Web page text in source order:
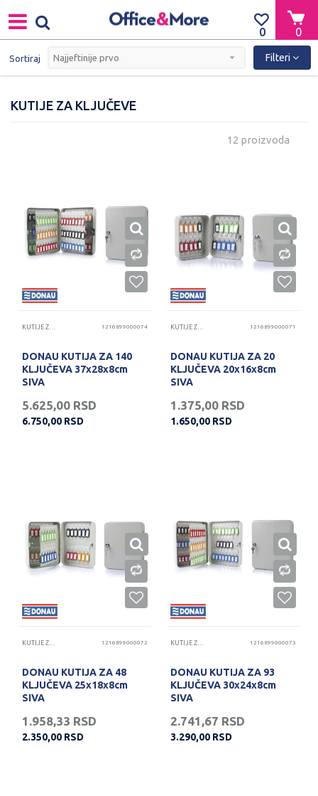
0
0
KUTIJE ZA KLJUČEVE
Sortiraj Filteri
12 proizvoda
KUTIJE ZA KLJUČEVE 1216899000074
DONAU KUTIJA ZA 140
KLJUČEVA 37x28x8cm
SIVA
5.625,00 RSD
6.750,00 RSD
KUTIJE ZA KLJUČEVE 1216899000071
DONAU KUTIJA ZA 20
KLJUČEVA 20x16x8cm
SIVA
1.375,00 RSD
1.650,00 RSD
KUTIJE ZA KLJUČEVE 1216899000072
DONAU KUTIJA ZA 48
KLJUČEVA 25x18x8cm
SIVA
1.958,33 RSD
2.350,00 RSD
KUTIJE ZA KLJUČEVE 1216899000073
DONAU KUTIJA ZA 93
KLJUČEVA 30x24x8cm
SIVA
2.741,67 RSD
3.290,00 RSD